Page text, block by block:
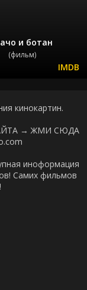
и ботан
(фильм)
кинокартин.
→ ЖМИ СЮДА
иноформация
Самих фильмов